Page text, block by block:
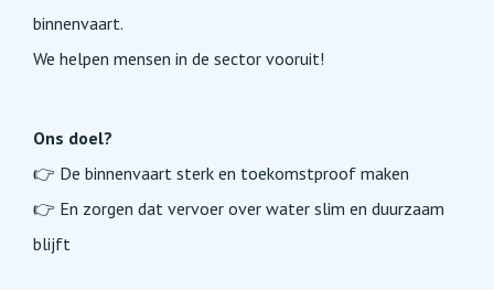
binnenvaart.
We helpen mensen in de sector vooruit!
Ons doel?
👉 De binnenvaart sterk en toekomstproof maken
👉 En zorgen dat vervoer over water slim en duurzaam
blijft